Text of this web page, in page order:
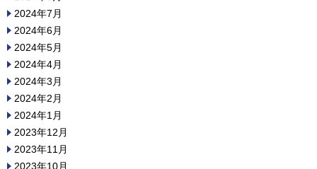
2024年7月
2024年6月
2024年5月
2024年4月
2024年3月
2024年2月
2024年1月
2023年12月
2023年11月
2023年10月